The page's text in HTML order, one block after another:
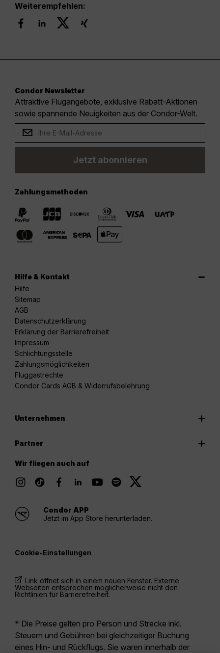
Weiterempfehlen:
Condor Newsletter
Attraktive Flugangebote, exklusive Rabatt-Aktionen
sowie spannende Neuigkeiten aus der Condor-Welt.
Jetzt abonnieren
Zahlungsmethoden
Hilfe & Kontakt
Hilfe
Sitemap
AGB
Datenschutzerklärung
Erklärung der Barrierefreiheit
Impressum
Schlichtungsstelle
Zahlungsmöglichkeiten
Fluggastrechte
Condor Cards AGB & Widerrufsbelehrung
Unternehmen
Partner
Wir fliegen auch auf
Condor APP
Jetzt im App Store herunterladen.
Cookie-Einstellungen
Link öffnet sich in einem neuen Fenster. Externe
Webseiten entsprechen möglicherweise nicht den
Richtlinien für Barrierefreiheit.
* Die Preise gelten pro Person und Strecke inkl.
Steuern und Gebühren bei gleichzeitiger Buchung
eines Hin- und Rückflugs. Sie waren innerhalb der